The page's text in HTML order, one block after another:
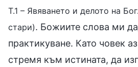
Т.1 – Явяването и делото на
стари). Божиите слова ми
практикуване. Като човек
стремя към истината, да